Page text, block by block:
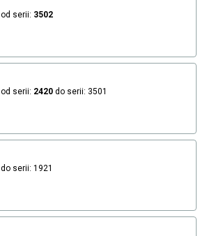
od serii: 3502
od serii: 2420 do serii: 3501
do serii: 1921